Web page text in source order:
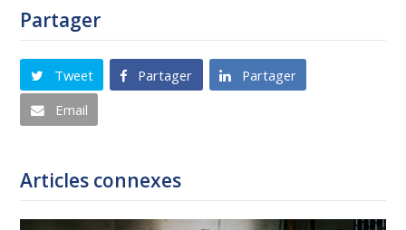
Partager
Tweet Partager
Partager
Email
Articles connexes